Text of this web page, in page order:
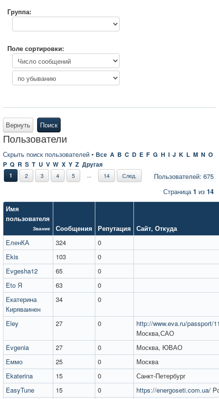
Группа:
Поле сортировки:
Вернуть Поиск
Пользователи
Скрыть поиск пользователей • Все A B C D E F G H I J K L M N O
P Q R S T U V W X Y Z Другая
Пользователей: 675
1 2 3 4 5 ... 14 След.
Страница1 из 14
Имя
пользователя
Звание Сообщения Репутация Сайт, Откуда
ЕленКА
324
0
Ekis
103
0
Evgesha12
65
0
Eto Я
63
0
Екатерина
Киряваинен
34 0
Eley 27 0
http://www.eva.ru/passport/
Москва,САО
Evgenia
27 0
Москва, ЮВАО
Еммо
25 0
Москва
Ekaterina
15 0
Санкт-Петербург
EasyTune
15 0 https://energoseti.com.ua/